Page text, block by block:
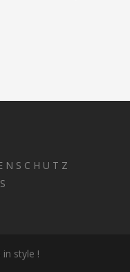
N S C H U T Z
style !